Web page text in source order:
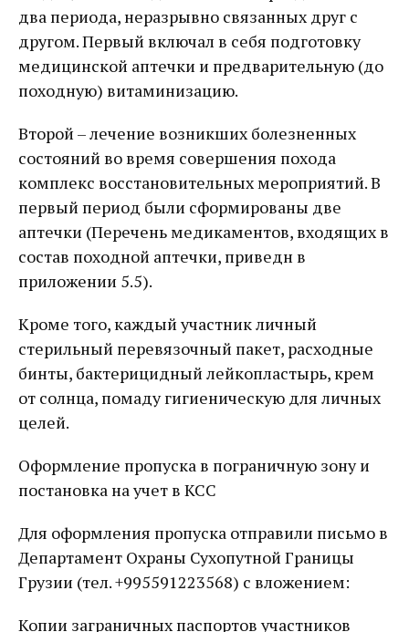
два периода, неразрывно связанных друг с
другом. Первый включал в себя подготовку
медицинской аптечки и предварительную (до
походную) витаминизацию.
Второй – лечение возникших болезненных
состояний во время совершения похода
комплекс восстановительных мероприятий. В
первый период были сформированы две
аптечки (Перечень медикаментов, входящих в
состав походной аптечки, приведн в
приложении 5.5).
Кроме того, каждый участник личный
стерильный перевязочный пакет, расходные
бинты, бактерицидный лейкопластырь, крем
от солнца, помаду гигиеническую для личных
целей.
Оформление пропуска в пограничную зону и
постановка на учет в КСС
Для оформления пропуска отправили письмо в
Департамент Охраны Сухопутной Границы
Грузии (тел. +995591223568) с вложением:
Копии заграничных паспортов участников